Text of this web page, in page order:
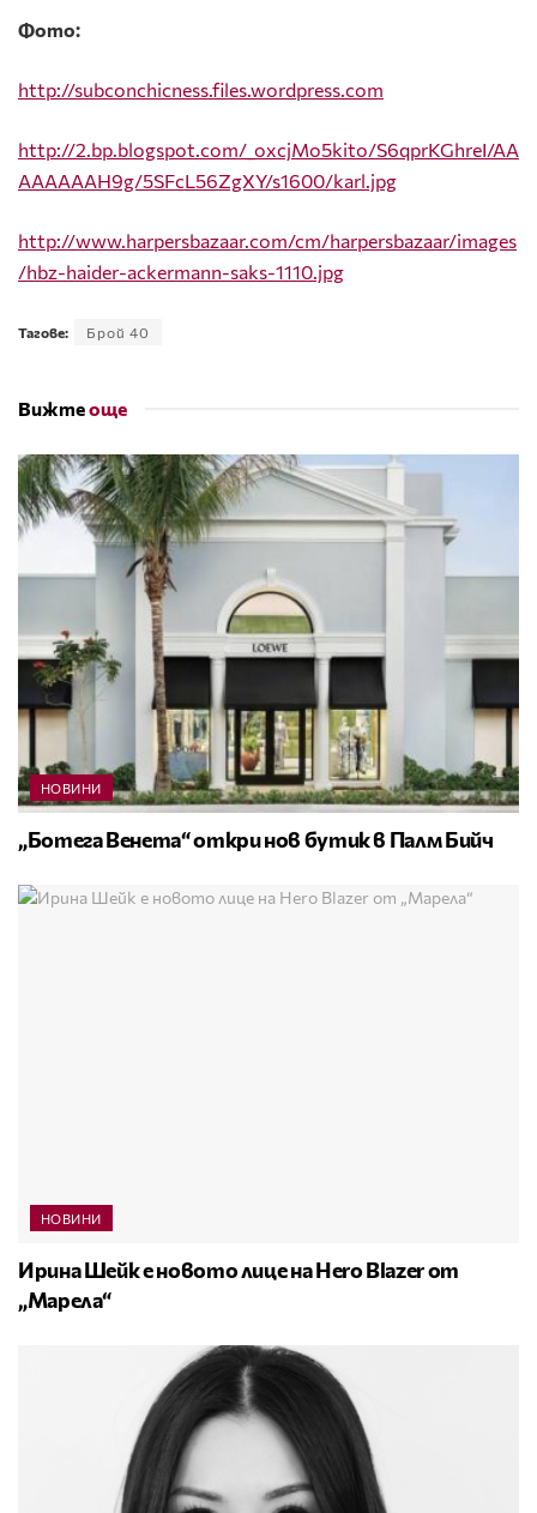
Фото:
http://subconchicness.files.wordpress.com
http://2.bp.blogspot.com/_oxcjMo5kito/S6qprKGhreI/AA
AAAAAAH9g/5SFcL56ZgXY/s1600/karl.jpg
http://www.harpersbazaar.com/cm/harpersbazaar/images
/hbz-haider-ackermann-saks-1110.jpg
Тагове: Брой 40
Вижтеоще
НОВИНИ
„Ботега Венета“ откри нов бутик в Палм Бийч
НОВИНИ
Ирина Шейк е новото лице на Hero Blazer от
„Марела“